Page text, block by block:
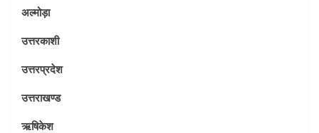
अल्मोड़ा
उत्तरकाशी
उत्तरप्रदेश
उत्तराखण्ड
ऋषिकेश